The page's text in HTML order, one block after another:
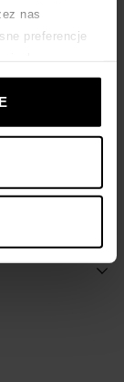
nas
preferencje